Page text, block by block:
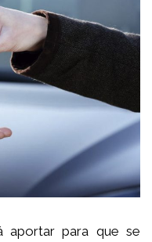
aportar para que se